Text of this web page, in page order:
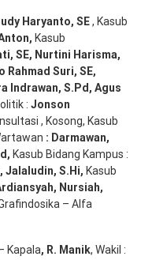
Haryanto, SE, Kasub
, Kasub
, SE, Nurtini Harisma,
Rahmad Suri, SE,
Indrawan, S.Pd, Agus
: Jonson
, Kosong, Kasub
: Darmawan,
, Kasub Bidang Kampus :
, Jalaludin, S.Hi, Kasub
, Nursiah,
– Alfa
Kapala, R. Manik, Wakil :